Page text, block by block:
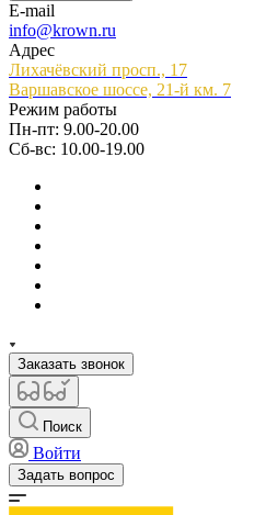
E-mail
info@krown.ru
Адрес
Лихачёвский просп., 17
Варшавское шоссе, 21-й км. 7
Режим работы
Пн-пт: 9.00-20.00
Сб-вс: 10.00-19.00
Заказать звонок
Поиск
Войти
Задать вопрос